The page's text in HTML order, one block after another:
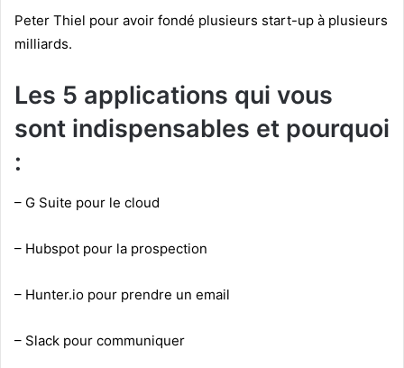
Peter Thiel pour avoir fondé plusieurs start-up à plusieurs
milliards.
Les 5 applications qui vous
sont indispensables et pourquoi
:
– G Suite pour le cloud
– Hubspot pour la prospection
– Hunter.io pour prendre un email
– Slack pour communiquer